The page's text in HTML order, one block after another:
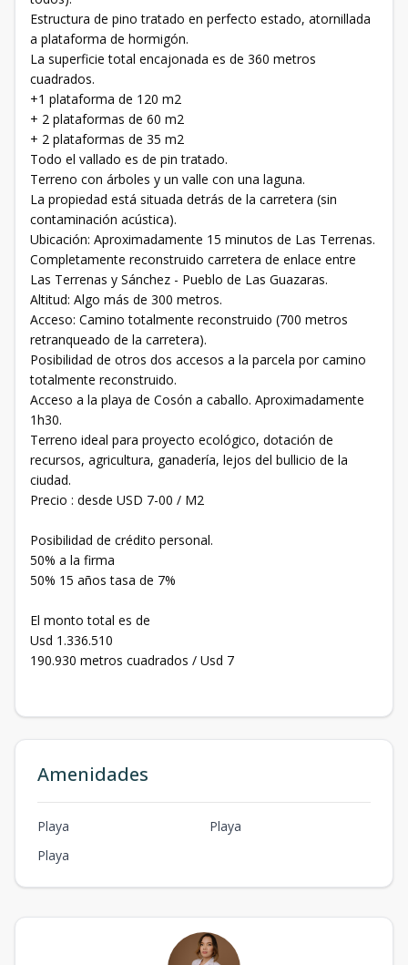
Estructura de pino tratado en perfecto estado, atornillada
a plataforma de hormigón.
La superficie total encajonada es de 360 metros
cuadrados.
+1 plataforma de 120 m2
+ 2 plataformas de 60 m2
+ 2 plataformas de 35 m2
Todo el vallado es de pin tratado.
Terreno con árboles y un valle con una laguna.
La propiedad está situada detrás de la carretera (sin
contaminación acústica).
Ubicación: Aproximadamente 15 minutos de Las Terrenas.
Completamente reconstruido carretera de enlace entre
Las Terrenas y Sánchez - Pueblo de Las Guazaras.
Altitud: Algo más de 300 metros.
Acceso: Camino totalmente reconstruido (700 metros
retranqueado de la carretera).
Posibilidad de otros dos accesos a la parcela por camino
totalmente reconstruido.
Acceso a la playa de Cosón a caballo. Aproximadamente
1h30.
Terreno ideal para proyecto ecológico, dotación de
recursos, agricultura, ganadería, lejos del bullicio de la
ciudad.
Precio : desde USD 7-00 / M2
Posibilidad de crédito personal.
50% a la firma
50% 15 años tasa de 7%
El monto total es de
Usd 1.336.510
190.930 metros cuadrados / Usd 7
Amenidades
Playa
Playa
Playa